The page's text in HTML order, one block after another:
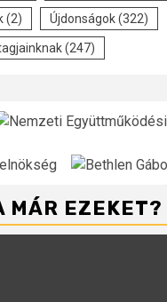
(2) Újdonságok(322)
(247)
MÁR EZEKET?